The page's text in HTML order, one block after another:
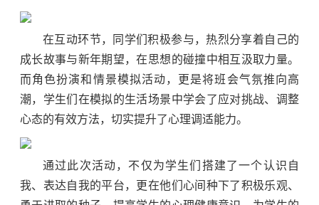
在互动环节，同学们积极参与，热烈分享着自己的
成长故事与新年期望，在思想的碰撞中相互汲取力量。
而角色扮演和情景模拟活动，更是将班会气氛推向高
潮，学生们在模拟的生活场景中学会了应对挑战、调整
心态的有效方法，切实提升了心理调适能力。
通过此次活动，不仅为学生们搭建了一个认识自
我、表达自我的平台，更在他们心间种下了积极乐观、